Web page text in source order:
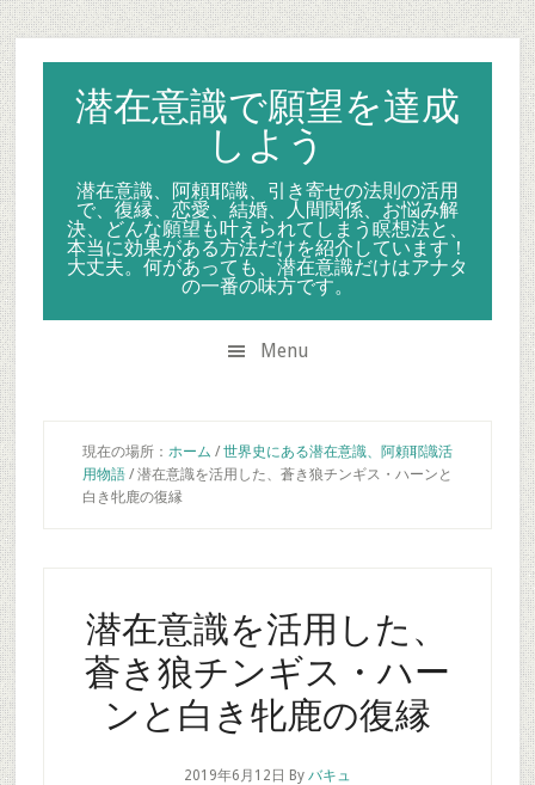
Skip
to
secondary
menu
Skip
to
main
content
Skip
to
primary
sidebar
潜在意識で願望を達成
しよう
潜在意識、阿頼耶識、引き寄せの法則の活用
で、復縁、恋愛、結婚、人間関係、お悩み解
決、どんな願望も叶えられてしまう瞑想法と、
本当に効果がある方法だけを紹介しています！
大丈夫。何があっても、潜在意識だけはアナタ
の一番の味方です。
Menu
現在の場所： ホーム / 世界史にある潜在意識、阿頼耶識活
用物語 /潜在意識を活用した、蒼き狼チンギス・ハーンと
白き牝鹿の復縁
潜在意識を活用した、
蒼き狼チンギス・ハー
ンと白き牝鹿の復縁
2019年6月12日 By バキュ